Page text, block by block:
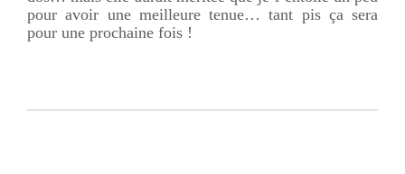
pour avoir une meilleure tenue… tant pis ça sera
pour une prochaine fois !